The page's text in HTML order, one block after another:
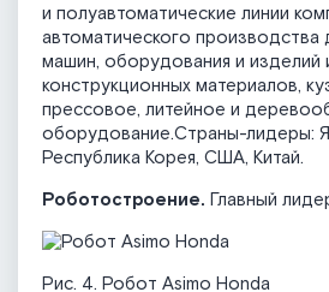
и полуавтоматические линии
автоматического производства
машин, оборудования и изделий
конструкционных материалов,
прессовое, литейное и
оборудование.Страны-лидеры:
Республика Корея, США, Китай.
Роботостроение. Главный
Рис. 4. Робот Asimo Honda